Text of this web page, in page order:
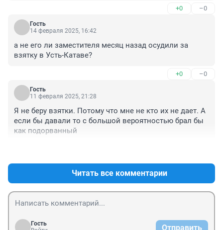
+0 –0
Гость
14 февраля 2025, 16:42
а не его ли заместителя месяц назад осудили за
взятку в Усть-Катаве?
+0 –0
Гость
11 февраля 2025, 21:28
Я не беру взятки. Потому что мне не кто их не дает. А
если бы давали то с большой вероятностью брал бы
как подорванный
Читать все комментарии
Гость
Отправить